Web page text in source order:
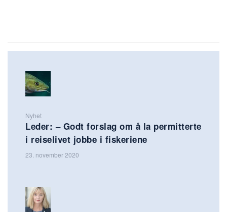
Nyhet
Leder: – Godt forslag om å la permitterte
i reiselivet jobbe i fiskeriene
23. november 2020